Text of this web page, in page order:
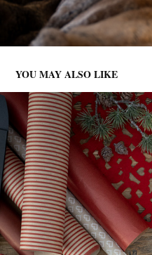
YOU MAY ALSO LIKE